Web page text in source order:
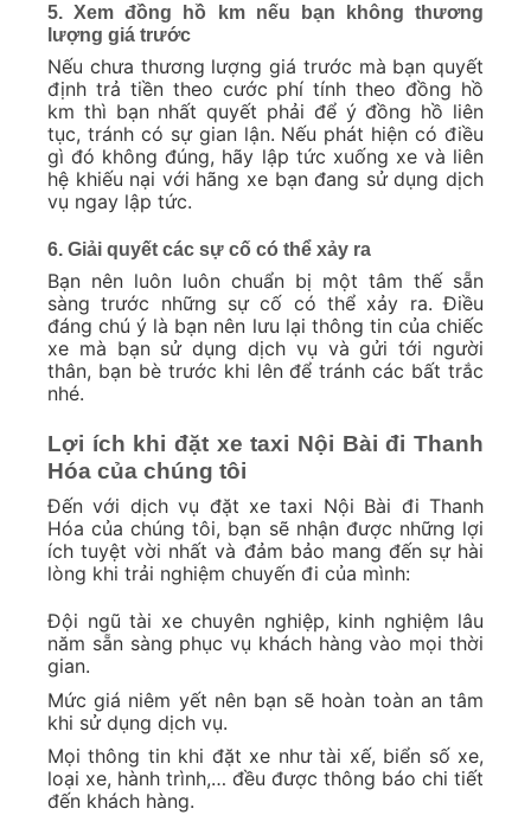
5. Xem đồng hồ km nếu bạn không thương
lượng giá trước
Nếu chưa thương lượng giá trước mà bạn quyết
định trả tiền theo cước phí tính theo đồng hồ
km thì bạn nhất quyết phải để ý đồng hồ liên
tục, tránh có sự gian lận. Nếu phát hiện có điều
gì đó không đúng, hãy lập tức xuống xe và liên
hệ khiếu nại với hãng xe bạn đang sử dụng dịch
vụ ngay lập tức.
6. Giải quyết các sự cố có thể xảy ra
Bạn nên luôn luôn chuẩn bị một tâm thế sẵn
sàng trước những sự cố có thể xảy ra. Điều
đáng chú ý là bạn nên lưu lại thông tin của chiếc
xe mà bạn sử dụng dịch vụ và gửi tới người
thân, bạn bè trước khi lên để tránh các bất trắc
nhé.
Lợi ích khi đặt xe taxi Nội Bài đi Thanh
Hóa của chúng tôi
Đến với dịch vụ đặt xe taxi Nội Bài đi Thanh
Hóa của chúng tôi, bạn sẽ nhận được những lợi
ích tuyệt vời nhất và đảm bảo mang đến sự hài
lòng khi trải nghiệm chuyến đi của mình:
Đội ngũ tài xe chuyên nghiệp, kinh nghiệm lâu
năm sẵn sàng phục vụ khách hàng vào mọi thời
gian.
Mức giá niêm yết nên bạn sẽ hoàn toàn an tâm
khi sử dụng dịch vụ.
Mọi thông tin khi đặt xe như tài xế, biển số xe,
loại xe, hành trình,… đều được thông báo chi tiết
đến khách hàng.